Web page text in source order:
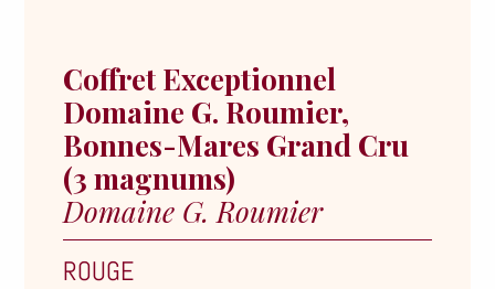
Coffret Exceptionnel
Domaine G. Roumier,
Bonnes-Mares Grand Cru
(3 magnums)
Domaine G. Roumier
ROUGE